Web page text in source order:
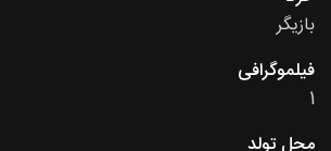
بازیگر
فیلموگرافی
1
محل تولد